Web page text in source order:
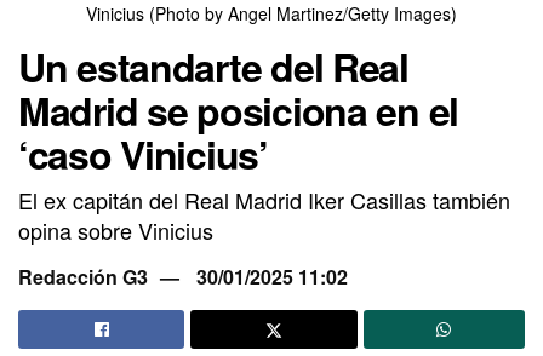
Vinicius (Photo by Angel Martinez/Getty Images)
Un estandarte del Real
Madrid se posiciona en el
‘caso Vinicius’
El ex capitán del Real Madrid Iker Casillas también
opina sobre Vinicius
Redacción G3 30/01/2025 11:02